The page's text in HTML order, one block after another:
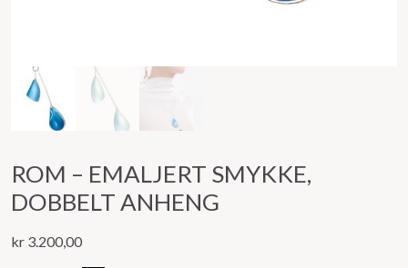
ROM – EMALJERT SMYKKE,
DOBBELT ANHENG
kr 3.200,00